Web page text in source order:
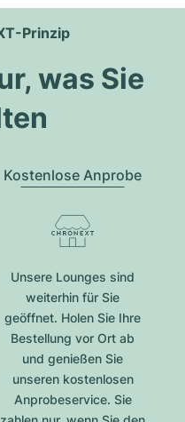
Prinzip
was Sie
Kostenlose Anprobe
Unsere Lounges sind
weiterhin für Sie
geöffnet. Holen Sie Ihre
Bestellung vor Ort ab
und genießen Sie
unseren kostenlosen
Anprobeservice. Sie